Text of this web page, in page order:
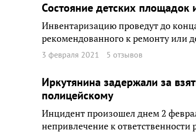
Cостояние детских площадок
Инвентаризацию проведут до
рекомендованного к ремонту или
3 февраля 2021 5 отзывов
Иркутянина задержали за
полицейскому
Инцидент произошел днем 2
непривлечение к